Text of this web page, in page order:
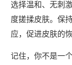
选择温和、无刺
度搓揉皮肤。保
应，促进皮肤的恢
记住，你不是一